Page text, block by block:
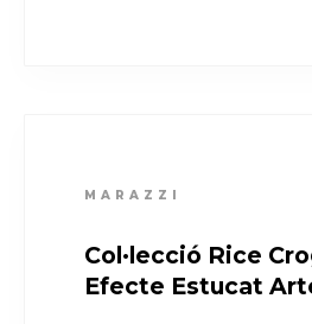
MARAZZI
Col·lecció Rice
Efecte Estucat